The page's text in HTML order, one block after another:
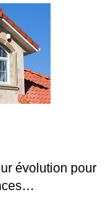
évolution pour